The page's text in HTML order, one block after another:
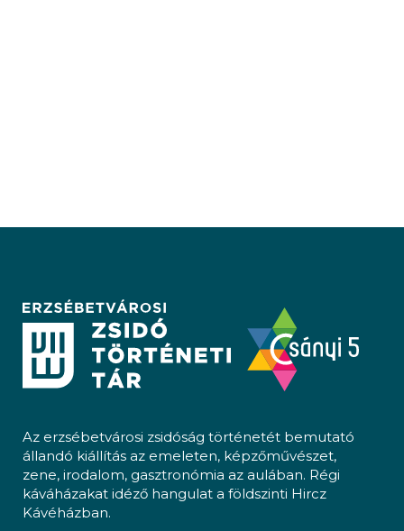
Az erzsébetvárosi zsidóság történetét bemutató
állandó kiállítás az emeleten, képzőművészet,
zene, irodalom, gasztronómia az aulában. Régi
káváházakat idéző hangulat a földszinti Hircz
Kávéházban.